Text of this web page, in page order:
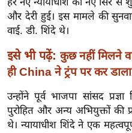
बॉ
ली
ड
हॉ
ली
वु
ड
हर नए न्यायाधीश को नए सिरे से
और देरी हुई। इस मामले की
वाई. डी. शिंदे थे।
इसे भी पढ़ें: कुछ नहीं मिलने
ही China ने ट्रंप पर कर
उन्होंने पूर्व भाजपा सांसद
पुरोहित और अन्य अभियुक्तों की
थे। न्यायाधीश शिंदे ने एक